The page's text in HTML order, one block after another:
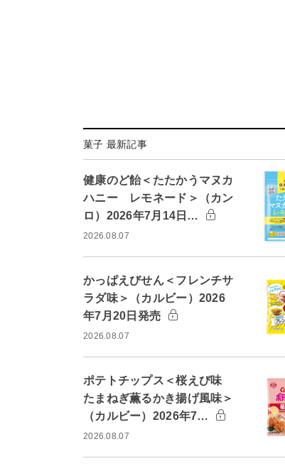
菓子 最新記事
健康のど飴＜たたかうマヌカ
ハニー レモネード＞（カン
ロ）2026年7月14日…
2026.08.07
かっぱえびせん＜フレンチサ
ラダ味＞（カルビー）2026
年7月20日発売
2026.08.07
ポテトチップス＜桜えび味
たまねぎ薫るかき揚げ風味＞
（カルビー）2026年7…
2026.08.07